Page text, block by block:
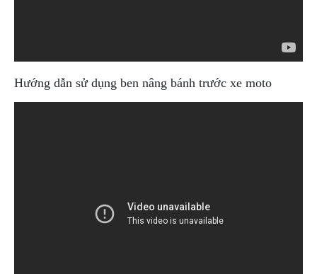
Hướng dẫn sử dụng ben nâng bánh trước xe moto